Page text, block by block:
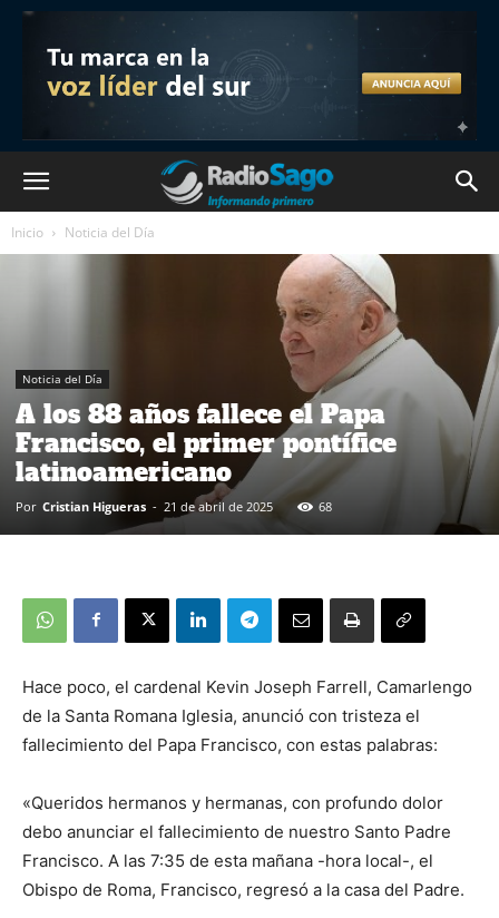
Inicio Noticia del Día
Noticia del Día
A los 88 años fallece el Papa
Francisco, el primer pontífice
latinoamericano
Por Cristian Higueras - 21 de abril de 2025 68
Hace poco, el cardenal Kevin Joseph Farrell, Camarlengo
de la Santa Romana Iglesia, anunció con tristeza el
fallecimiento del Papa Francisco, con estas palabras:
«Queridos hermanos y hermanas, con profundo dolor
debo anunciar el fallecimiento de nuestro Santo Padre
Francisco. A las 7:35 de esta mañana -hora local-, el
Obispo de Roma, Francisco, regresó a la casa del Padre.